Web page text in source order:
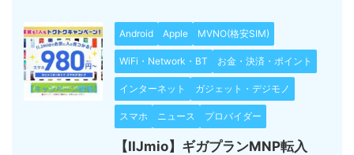
Android Apple MVNO(格安SIM)
WiFi・Network・BT お金・決済・ポイント
インターネット ガジェット・デジモノ
スマホ ニュース プロバイダー
【IIJmio】ギガプランMNP転入